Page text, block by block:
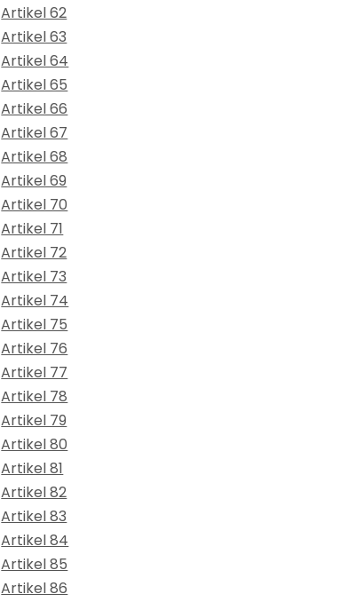
Artikel 62
Artikel 63
Artikel 64
Artikel 65
Artikel 66
Artikel 67
Artikel 68
Artikel 69
Artikel 70
Artikel 71
Artikel 72
Artikel 73
Artikel 74
Artikel 75
Artikel 76
Artikel 77
Artikel 78
Artikel 79
Artikel 80
Artikel 81
Artikel 82
Artikel 83
Artikel 84
Artikel 85
Artikel 86